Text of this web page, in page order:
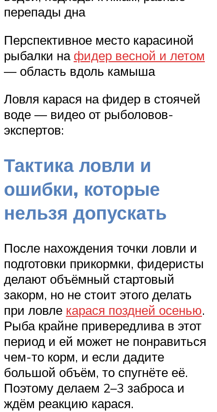
перепады дна
Перспективное место карасиной
рыбалки на фидер весной и летом
— область вдоль камыша
Ловля карася на фидер в стоячей
воде — видео от рыболовов-
экспертов:
Тактика ловли и
ошибки, которые
нельзя допускать
После нахождения точки ловли и
подготовки прикормки, фидеристы
делают объёмный стартовый
закорм, но не стоит этого делать
при ловле карася поздней осенью.
Рыба крайне привередлива в этот
период и ей может не понравиться
чем-то корм, и если дадите
большой объём, то спугнёте её.
Поэтому делаем 2–3 заброса и
ждём реакцию карася.